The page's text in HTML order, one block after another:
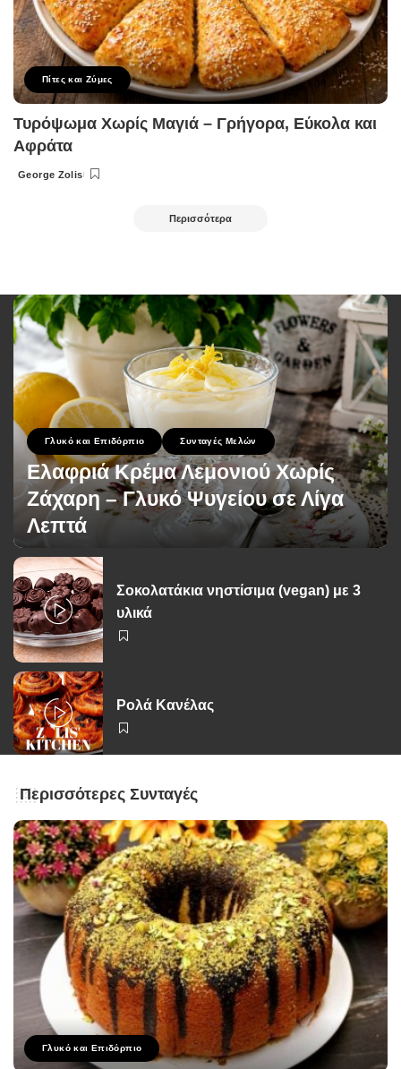
Πίτες και Ζύμες
Τυρόψωμα Χωρίς Μαγιά – Γρήγορα, Εύκολα και
Αφράτα
Posted
George Zolis
Περισσότερα
Γλυκό και Επιδόρπιο Συνταγές Μελών
Ελαφριά Κρέμα Λεμονιού Χωρίς
Ζάχαρη – Γλυκό Ψυγείου σε Λίγα
Λεπτά
Posted
by
George Zolis 1 Ιουλίου 2026
Σοκολατάκια νηστίσιμα (vegan) με 3
υλικά
Ρολά Κανέλας
Περισσότερες Συνταγές
Γλυκό και Επιδόρπιο